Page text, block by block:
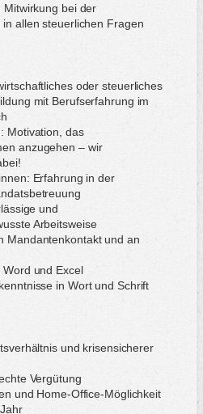
Mitwirkung bei der
allen steuerlichen Fragen
oder steuerliches
mit Berufserfahrung im
Motivation, das
anzugehen – wir
Erfahrung in der
und
Arbeitsweise
Mandantenkontakt und an
und Excel
in Wort und Schrift
und krisensicherer
Vergütung
und Home-Office-Möglichkeit